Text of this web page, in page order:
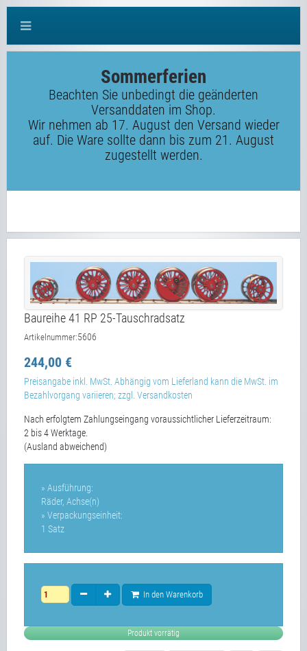
Sommerferien
Beachten Sie unbedingt die geänderten
Versanddaten im Shop.
Wir nehmen ab 17. August den Versand wieder
auf. Die Ware sollte dann bis zum 21. August
zugestellt werden.
Baureihe 41 RP 25-Tauschradsatz
Artikelnummer:5606
244,00 €
Preisangabe inkl. MwSt. Abhängig vom Lieferland kann die MwSt. im
Bezahlvorgang variieren; zzgl. Versandkosten
Nach erfolgtem Zahlungseingang voraussichtlicher Lieferzeitraum:
2 bis 4 Werktage.
(Ausland abweichend)
» Ausführung:
Räder, Achse(n)
» Verpackungseinheit:
1 Satz
In den Warenkorb
Produkt vorrätig